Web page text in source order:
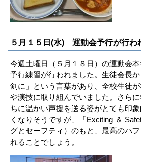
５月１５日(水) 運動会予行が行わ
今週土曜日（５月１８日）の運動会
予行練習が行われました。生徒会長
剣に」という言葉があり、全校生徒
や演技に取り組んでいました。さら
ちに温かい声援を送る姿がとても印
くなりそうですが、「Exciting ＆
グとセーフティ）のもと、最高のパ
れることでしょう。